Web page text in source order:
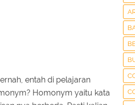
entah di pelajaran
Homonym yaitu kata